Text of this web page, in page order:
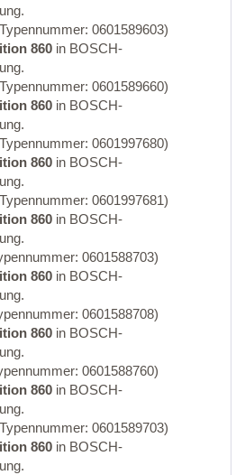
0601589603)
860 in BOSCH-
0601589660)
860 in BOSCH-
0601997680)
860 in BOSCH-
0601997681)
860 in BOSCH-
0601588703)
860 in BOSCH-
0601588708)
860 in BOSCH-
0601588760)
860 in BOSCH-
0601589703)
860 in BOSCH-